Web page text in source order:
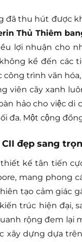
đã thu hút được
Thủ Thiêm
lợi nhuận cho
kể đến các
công trình văn
viên cây xanh
hảo cho việc di
đa. Một cộng
đẹp sang
kế tân tiến
mang phong
tạo cảm giác
trúc hiện đại,
rộng đem lại
xây dựng dựa